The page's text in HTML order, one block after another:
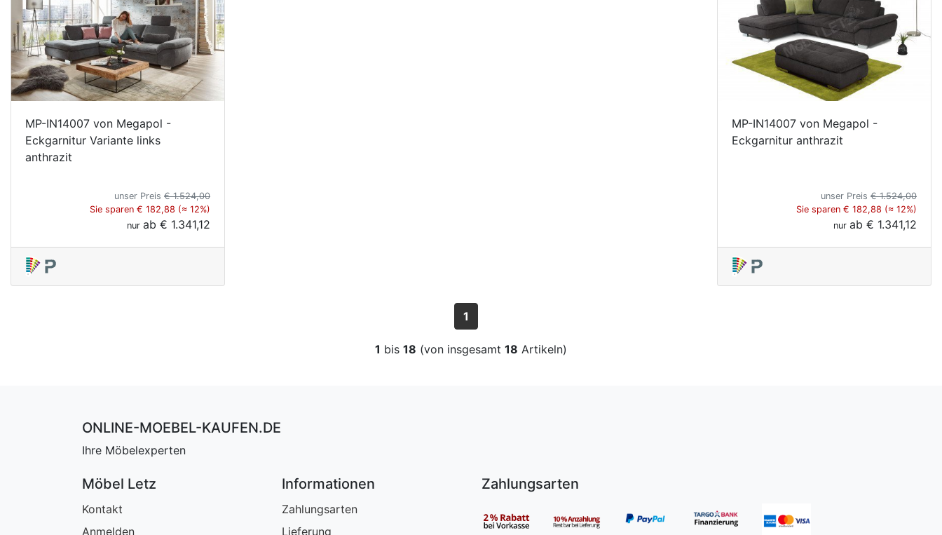
MP-IN14007 von Megapol -
Eckgarnitur Variante links
anthrazit
unser Preis € 1.524,00
Sie sparen € 182,88 (≈ 12%)
nur ab € 1.341,12
MP-IN14007 von Megapol -
Eckgarnitur anthrazit
unser Preis € 1.524,00
Sie sparen € 182,88 (≈ 12%)
nur ab € 1.341,12
1
1 bis 18 (von insgesamt 18 Artikeln)
ONLINE-MOEBEL-KAUFEN.DE
Ihre Möbelexperten
Möbel Letz
Kontakt
Anmelden
Informationen
Zahlungsarten
Lieferung
Zahlungsarten